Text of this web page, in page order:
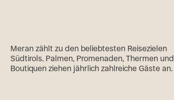
Meran zählt zu den beliebtesten Reisezielen
Südtirols. Palmen, Promenaden, Thermen und
Boutiquen ziehen jährlich zahlreiche Gäste an.